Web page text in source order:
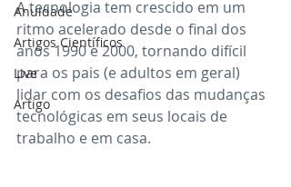
Anuidade
Artigos Científicos
Live
Artigo
A tecnologia tem crescido em um
ritmo acelerado desde o final dos
anos 1990 e 2000, tornando difícil
para os pais (e adultos em geral)
lidar com os desafios das mudanças
tecnológicas em seus locais de
trabalho e em casa.